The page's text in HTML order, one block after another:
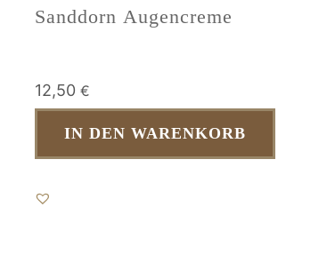
Sanddorn Augencreme
12,50 €
IN DEN WARENKORB